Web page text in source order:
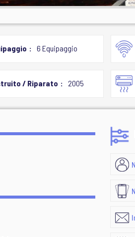
6 Equipaggio
/ Riparato 2005